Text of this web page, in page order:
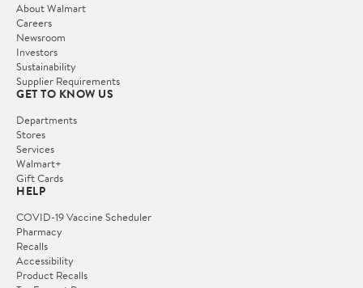
About Walmart
Careers
Newsroom
Investors
Sustainability
Supplier Requirements
GET TO KNOW US
Departments
Stores
Services
Walmart+
Gift Cards
HELP
COVID-19 Vaccine Scheduler
Pharmacy
Recalls
Accessibility
Product Recalls